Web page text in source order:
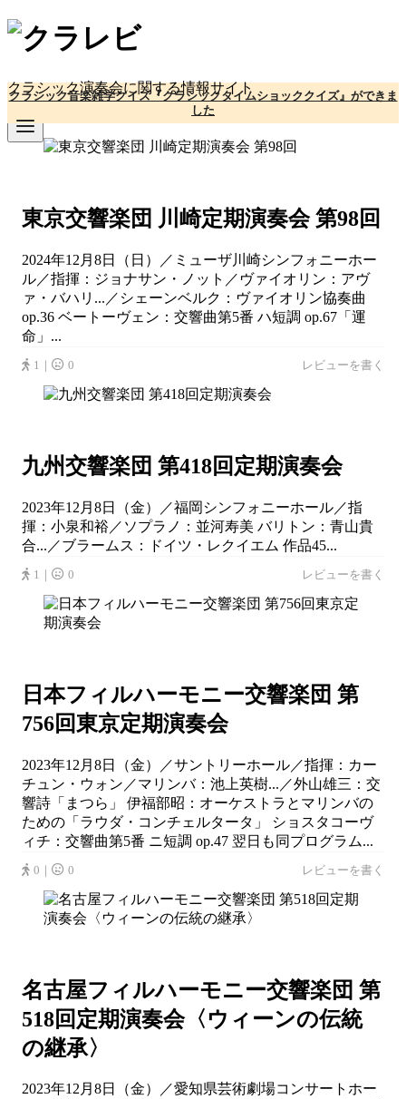
コ
ン
ツ
へ
移
クラシック演奏会に関する情報サイト
クラシック音楽雑学クイズ『クラシックタイムショッククイズ』ができま
した
東京交響楽団 川崎定期演奏会 第98回
2024年12月8日（日）／ミューザ川崎シンフォニーホー
ル／指揮：ジョナサン・ノット／ヴァイオリン：アヴ
ァ・バハリ...／シェーンベルク：ヴァイオリン協奏曲
op.36 ベートーヴェン：交響曲第5番 ハ短調 op.67「運
命」...
1｜ 0 レビューを書く
九州交響楽団 第418回定期演奏会
2023年12月8日（金）／福岡シンフォニーホール／指
揮：小泉和裕／ソプラノ：並河寿美 バリトン：青山貴
合...／ブラームス：ドイツ・レクイエム 作品45...
1｜ 0 レビューを書く
日本フィルハーモニー交響楽団 第
756回東京定期演奏会
2023年12月8日（金）／サントリーホール／指揮：カー
チュン・ウォン／マリンバ：池上英樹...／外山雄三：交
響詩「まつら」 伊福部昭：オーケストラとマリンバの
ための「ラウダ・コンチェルタータ」 ショスタコーヴ
ィチ：交響曲第5番 ニ短調 op.47 翌日も同プログラム...
0｜ 0 レビューを書く
名古屋フィルハーモニー交響楽団 第
518回定期演奏会〈ウィーンの伝統
の継承〉
2023年12月8日（金）／愛知県芸術劇場コンサートホー